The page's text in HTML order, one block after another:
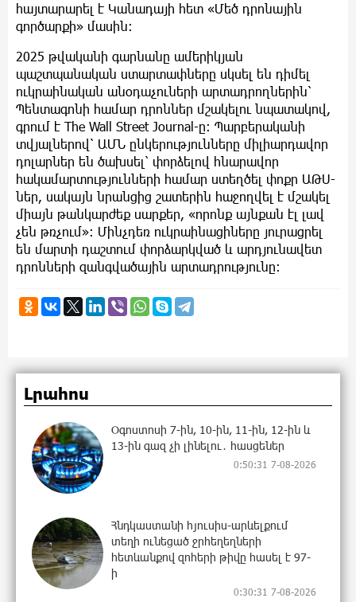
հայտարարել է Կանադայի հետ «Մեծ դրոնային
գործարքի» մասին։
2025 թվականի գարնանը ամերիկյան
պաշտպանական ստարտափները սկսել են դիմել
ուկրաինական անօդաչուների արտադրողներին՝
Պենտագոնի համար դրոններ մշակելու նպատակով,
գրում է The Wall Street Journal-ը։ Պարբերականի
տվյալներով՝ ԱՄՆ ընկերությունները միլիարդավոր
դոլարներ են ծախսել՝ փորձելով հնարավոր
հակամարտությունների համար ստեղծել փոքր ԱԹՍ-
ներ, սակայն նրանցից շատերին հաջողվել է մշակել
միայն թանկարժեք սարքեր, «որոնք այնքան էլ լավ
չեն թռչում»։ Մինչդեռ ուկրաինացիները յուրացրել
են մարտի դաշտում փորձարկված և արդյունավետ
դրոնների զանգվածային արտադրությունը։
Լրահոս
Օգոստոսի 7-ին, 10-ին, 11-ին, 12-ին և
13-ին գազ չի լինելու․ հասցեներ
0:50:31 7-08-2026
Հնդկաստանի հյուսիս-արևելքում
տեղի ունեցած ջրհեղեղների
հետևանքով զոհերի թիվը հասել է 97-
ի
0:30:31 7-08-2026